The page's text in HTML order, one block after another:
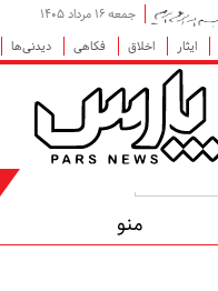
جمعه ۱۶ مرداد ۱۴۰۵
ایثار اخلاق فکاهی دیدنی‌ها
منو